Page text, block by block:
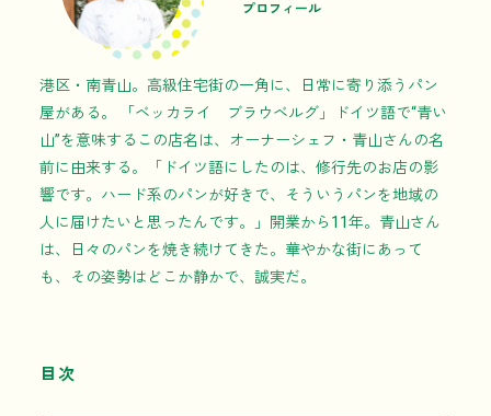
プロフィール
港区・南青山。高級住宅街の一角に、日常に寄り添うパン
屋がある。 「ベッカライ ブラウベルグ」ドイツ語で“青い
山”を意味するこの店名は、オーナーシェフ・青山さんの名
前に由来する。「ドイツ語にしたのは、修行先のお店の影
響です。ハード系のパンが好きで、そういうパンを地域の
人に届けたいと思ったんです。」開業から11年。青山さん
は、日々のパンを焼き続けてきた。華やかな街にあって
も、その姿勢はどこか静かで、誠実だ。
目次